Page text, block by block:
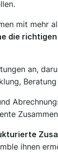
mit mehr
die richtigen
an,
ihnen